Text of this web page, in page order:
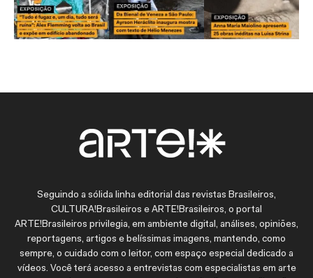
Seguindo a sólida linha editorial das revistas Brasileiros,
CULTURA!Brasileiros e ARTE!Brasileiros, o portal
ARTE!Brasileiros privilegia, em ambiente digital, análises, opiniões,
reportagens, artigos e belíssimas imagens, mantendo, como
sempre, o cuidado com o leitor, com espaço especial dedicado a
vídeos. Você terá acesso a entrevistas com especialistas em arte